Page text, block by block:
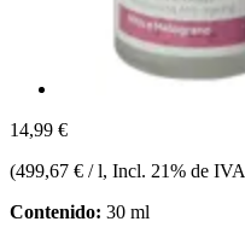
14,99 €
(499,67 € / l, Incl. 21% de IVA
Contenido: 30 ml